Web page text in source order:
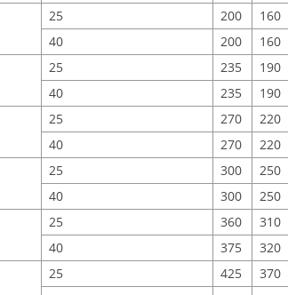
25 200 160
40 200 160
25 235 190
40 235 190
25 270 220
40 270 220
25 300 250
40 300 250
25 360 310
40 375 320
25 425 370